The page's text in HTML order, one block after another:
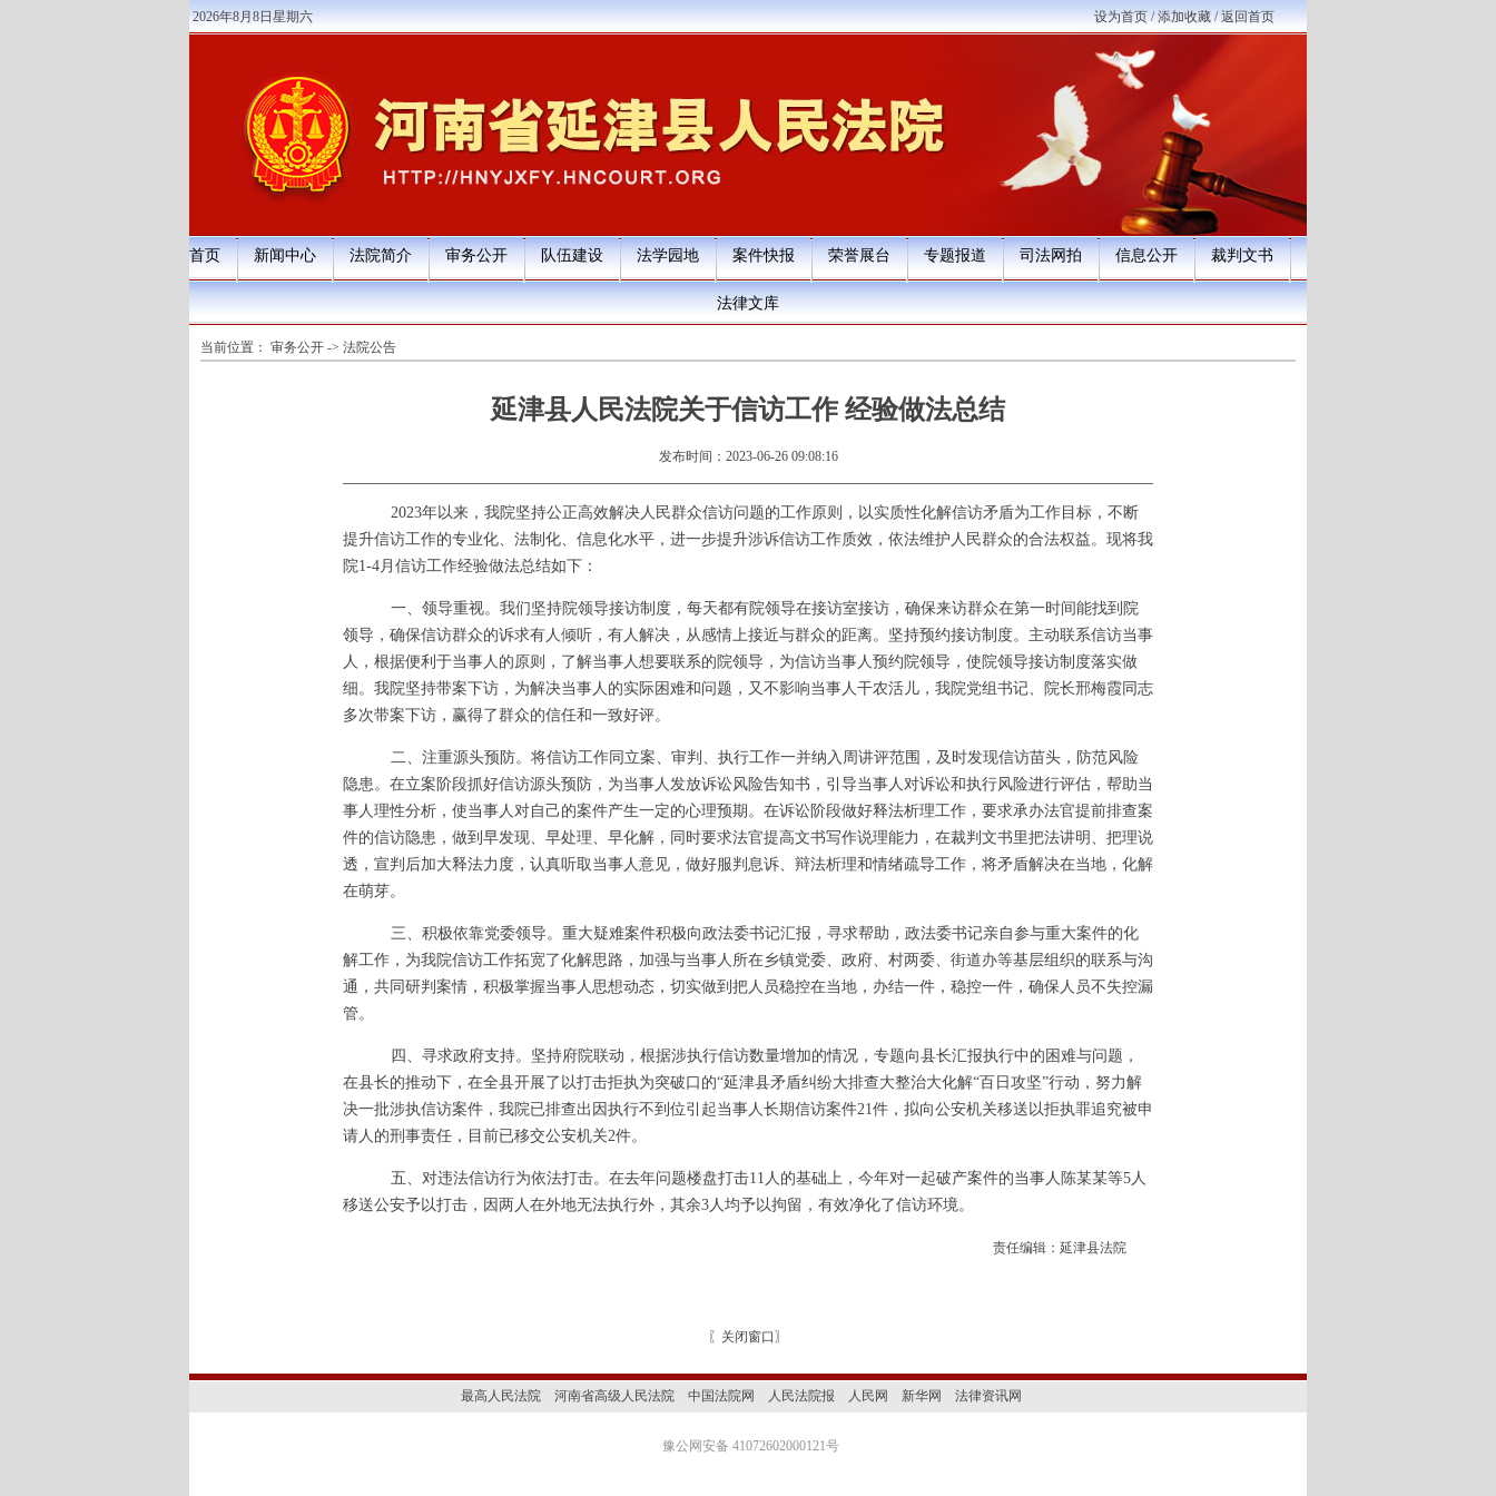
2026年8月8日星期六 设为首页/添加收藏/返回首页
首页 新闻中心 法院简介 审务公开 队伍建设 法学园地 案件快报 荣誉展台 专题报道 司法网拍 信息公开 裁判文书
法律文库
当前位置： 审务公开 -> 法院公告
延津县人民法院关于信访工作 经验做法总结
发布时间：2023-06-26 09:08:16
2023年以来，我院坚持公正高效解决人民群众信访问题的工作原则，以实质性化解信访矛盾为工作目标，不断
提升信访工作的专业化、法制化、信息化水平，进一步提升涉诉信访工作质效，依法维护人民群众的合法权益。现将我
院1-4月信访工作经验做法总结如下：
一、领导重视。我们坚持院领导接访制度，每天都有院领导在接访室接访，确保来访群众在第一时间能找到院
领导，确保信访群众的诉求有人倾听，有人解决，从感情上接近与群众的距离。坚持预约接访制度。主动联系信访当事
人，根据便利于当事人的原则，了解当事人想要联系的院领导，为信访当事人预约院领导，使院领导接访制度落实做
细。我院坚持带案下访，为解决当事人的实际困难和问题，又不影响当事人干农活儿，我院党组书记、院长邢梅霞同志
多次带案下访，赢得了群众的信任和一致好评。
二、注重源头预防。将信访工作同立案、审判、执行工作一并纳入周讲评范围，及时发现信访苗头，防范风险
隐患。在立案阶段抓好信访源头预防，为当事人发放诉讼风险告知书，引导当事人对诉讼和执行风险进行评估，帮助当
事人理性分析，使当事人对自己的案件产生一定的心理预期。在诉讼阶段做好释法析理工作，要求承办法官提前排查案
件的信访隐患，做到早发现、早处理、早化解，同时要求法官提高文书写作说理能力，在裁判文书里把法讲明、把理说
透，宣判后加大释法力度，认真听取当事人意见，做好服判息诉、辩法析理和情绪疏导工作，将矛盾解决在当地，化解
在萌芽。
三、积极依靠党委领导。重大疑难案件积极向政法委书记汇报，寻求帮助，政法委书记亲自参与重大案件的化
解工作，为我院信访工作拓宽了化解思路，加强与当事人所在乡镇党委、政府、村两委、街道办等基层组织的联系与沟
通，共同研判案情，积极掌握当事人思想动态，切实做到把人员稳控在当地，办结一件，稳控一件，确保人员不失控漏
管。
四、寻求政府支持。坚持府院联动，根据涉执行信访数量增加的情况，专题向县长汇报执行中的困难与问题，
在县长的推动下，在全县开展了以打击拒执为突破口的“延津县矛盾纠纷大排查大整治大化解“百日攻坚”行动，努力解
决一批涉执信访案件，我院已排查出因执行不到位引起当事人长期信访案件21件，拟向公安机关移送以拒执罪追究被申
请人的刑事责任，目前已移交公安机关2件。
五、对违法信访行为依法打击。在去年问题楼盘打击11人的基础上，今年对一起破产案件的当事人陈某某等5人
移送公安予以打击，因两人在外地无法执行外，其余3人均予以拘留，有效净化了信访环境。
责任编辑：延津县法院
〖 关闭窗口 〗
最高人民法院 河南省高级人民法院 中国法院网 人民法院报 人民网 新华网 法律资讯网
豫公网安备 41072602000121号